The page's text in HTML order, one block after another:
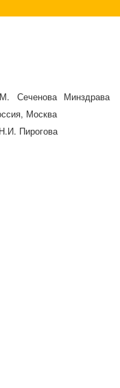
Минздрава
Москва
Пирогова